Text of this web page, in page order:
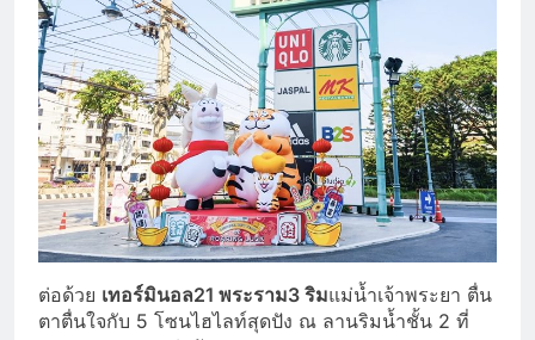
ต่อด้วย เทอร์มินอล21 พระราม3 ริมแม่น้ำเจ้าพระยา ตื่น
ตาตื่นใจกับ 5 โซนไฮไลท์สุดปัง ณ ลานริมน้ำชั้น 2 ที่